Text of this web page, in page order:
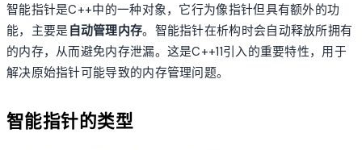
智能指针是C++中的一种对象，它行为像指针但具有额外的功
能，主要是 自动管理内存。智能指针在析构时会自动释放所拥有
的内存，从而避免内存泄漏。这是C++11引入的重要特性，用于
解决原始指针可能导致的内存管理问题。
智能指针的类型